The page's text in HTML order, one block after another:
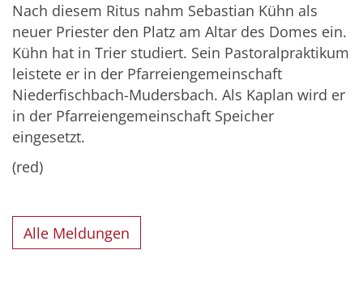
Nach diesem Ritus nahm Sebastian Kühn als
neuer Priester den Platz am Altar des Domes ein.
Kühn hat in Trier studiert. Sein Pastoralpraktikum
leistete er in der Pfarreiengemeinschaft
Niederfischbach-Mudersbach. Als Kaplan wird er
in der Pfarreiengemeinschaft Speicher
eingesetzt.
(red)
Alle Meldungen